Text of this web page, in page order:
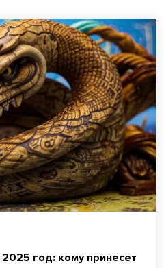
год: кому принесет